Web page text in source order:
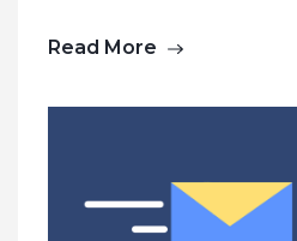
Read More